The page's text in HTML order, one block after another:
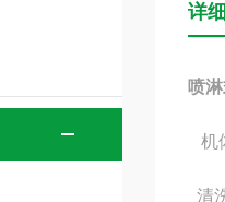
详
喷
机
清